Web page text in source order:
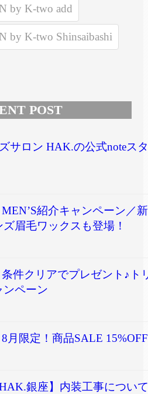
by K-two add
by K-two Shinsaibashi
POST
サロン HAK.の公式noteスタ
MEN’S紹介キャンペーン／新
眉毛ワックスも登場！
条件クリアでプレゼント♪ト
ンペーン
8月限定！商品SALE 15%OFF
銀座】内装工事について